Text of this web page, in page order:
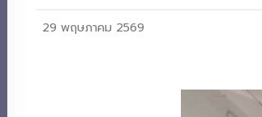
29 พฤษภาคม 2569